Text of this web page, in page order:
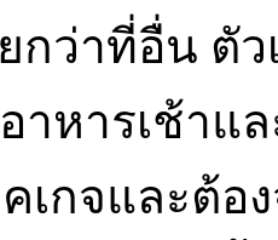
กว่าที่อื่น ตั
าหารเช้าแ
เกจและต้อ